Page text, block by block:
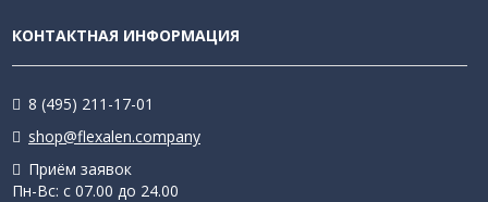
КОНТАКТНАЯ ИНФОРМАЦИЯ
8 (495) 211-17-01
shop@flexalen.company
Приём заявок
Пн-Вс: с 07.00 до 24.00